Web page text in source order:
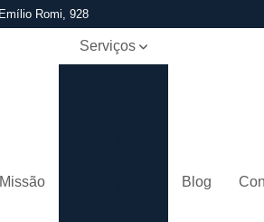
Romi, 928
Missão
Serviços
Blog